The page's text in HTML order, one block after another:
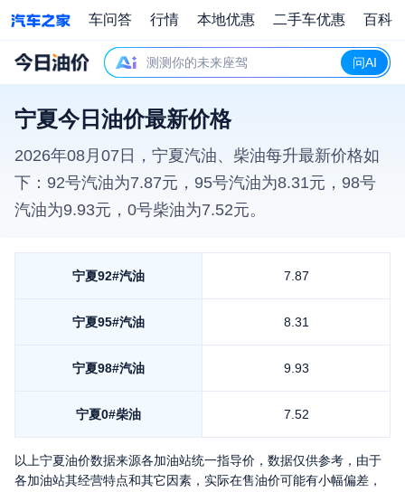
车问答 行情 本地优惠 二手车优惠 百科
测测你的未来座驾 问AI
宁夏今日油价最新价格
2026年08月07日 ， 宁夏汽油、柴油每升最新价格如
下：92号汽油为7.87元，95号汽油为8.31元，98号
汽油为9.93元，0号柴油为7.52元。
宁夏92#汽油 7.87
宁夏95#汽油 8.31
宁夏98#汽油 9.93
宁夏0#柴油 7.52
以上宁夏油价数据来源各加油站统一指导价，数据仅供参考，由于
各加油站其经营特点和其它因素，实际在售油价可能有小幅偏差，